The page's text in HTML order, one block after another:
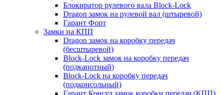
Блокиратор рулевого вала Block-Lock
Dragon замок на рулевой вал (штыревой)
Гарант Форт
Замки на КПП
Dragon замок на коробку передач
(бесштыревой)
Block-Lock замок на коробку передач
(подкапотный)
Block-Lock на коробку передач
(подконсольный)
Гарант Консул замок коробки передач (КПП)